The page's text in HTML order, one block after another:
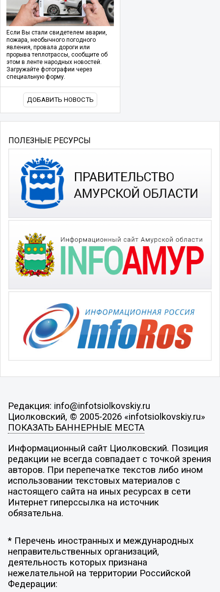
Если Вы стали свидетелем аварии,
пожара, необычного погодного
явления, провала дороги или
прорыва теплотрассы, сообщите об
этом в ленте народных новостей.
Загружайте фотографии через
специальную форму.
ДОБАВИТЬ НОВОСТЬ
ПОЛЕЗНЫЕ РЕСУРСЫ
Редакция: info@infotsiolkovskiy.ru
Циолковский, © 2005-2026 «infotsiolkovskiy.ru»
ПОКАЗАТЬ БАННЕРНЫЕ МЕСТА
Информационный сайт Циолковский. Позиция
редакции не всегда совпадает с точкой зрения
авторов. При перепечатке текстов либо ином
использовании текстовых материалов с
настоящего сайта на иных ресурсах в сети
Интернет гиперссылка на источник
обязательна.
* Перечень иностранных и международных
неправительственных организаций,
деятельность которых признана
нежелательной на территории Российской
Федерации: